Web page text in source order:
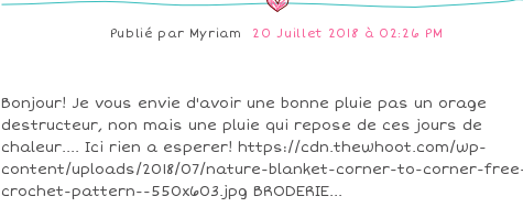
Publié par Myriam 20 Juillet 2018 à 02:26 PM
Bonjour! Je vous envie d'avoir une bonne pluie pas un orage
destructeur, non mais une pluie qui repose de ces jours de
chaleur.... Ici rien a esperer! https://cdn.thewhoot.com/wp-
content/uploads/2018/07/nature-blanket-corner-to-corner-
crochet-pattern--550x603.jpg BRODERIE...